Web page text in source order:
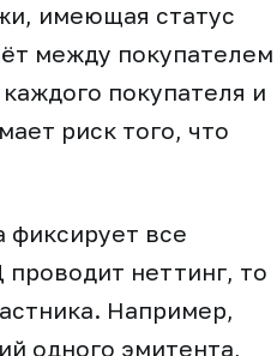
имеющая статус
между покупателем
покупателя и
риск того, что
фиксирует все
неттинг, то
Например,
одного эмитента,